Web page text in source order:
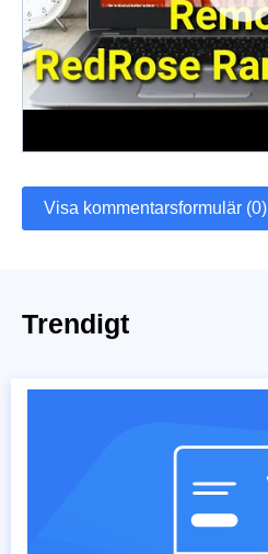
Visa kommentarsformulär (0)
Trendigt